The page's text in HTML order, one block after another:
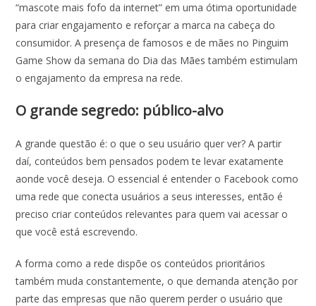
“mascote mais fofo da internet” em uma ótima oportunidade
para criar engajamento e reforçar a marca na cabeça do
consumidor. A presença de famosos e de mães no Pinguim
Game Show da semana do Dia das Mães também estimulam
o engajamento da empresa na rede.
O grande segredo: público-alvo
A grande questão é: o que o seu usuário quer ver? A partir
daí, conteúdos bem pensados podem te levar exatamente
aonde você deseja. O essencial é entender o Facebook como
uma rede que conecta usuários a seus interesses, então é
preciso criar conteúdos relevantes para quem vai acessar o
que você está escrevendo.
A forma como a rede dispõe os conteúdos prioritários
também muda constantemente, o que demanda atenção por
parte das empresas que não querem perder o usuário que